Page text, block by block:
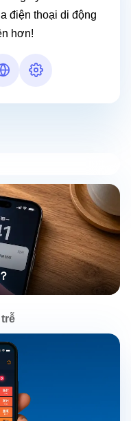
điện thoại di động
hơn!